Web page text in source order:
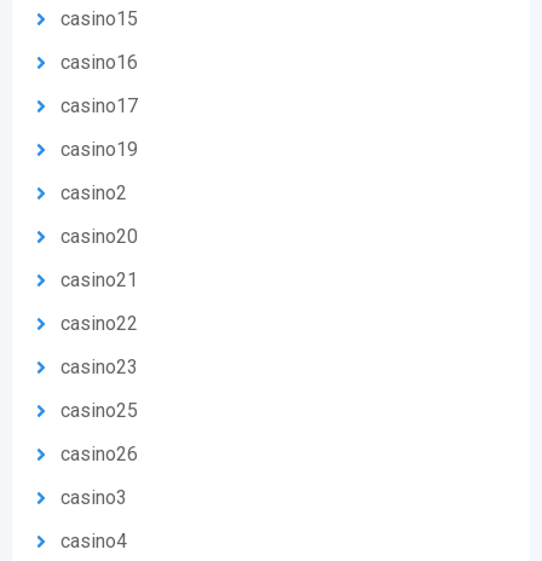
casino15
casino16
casino17
casino19
casino2
casino20
casino21
casino22
casino23
casino25
casino26
casino3
casino4